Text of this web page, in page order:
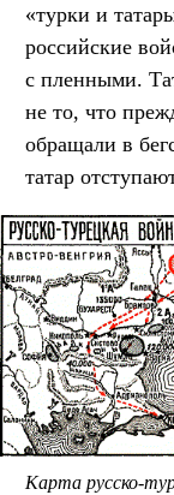
«турки и
российские
с пленными.
не то, что
обращали в
татар
Карта русско-